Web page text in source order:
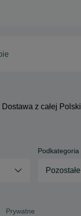
Dostawa z całej Polski
Podkategoria
Pozostałe
Prywatne